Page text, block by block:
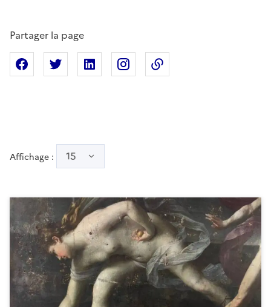
Partager la page
Partager sur Facebook
Partager sur XPartager sur Linkedin
Partager sur Instagram
Affichage : 15